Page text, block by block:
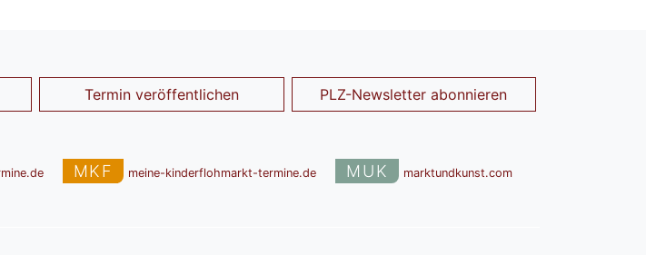
Termin veröffentlichen PLZ-Newsletter abonnieren
MKF meine-kinderflohmarkt-termine.de MUK marktundkunst.com